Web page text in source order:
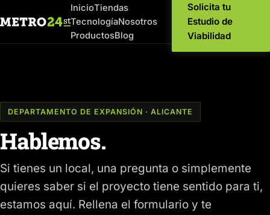
InicioTiendas
TecnologíaNosotros
ProductosBlog
Solicita tu
Estudio de
Viabilidad
DEPARTAMENTO DE EXPANSIÓN · ALICANTE
Hablemos.
Si tienes un local, una pregunta o simplemente
quieres saber si el proyecto tiene sentido para ti,
estamos aquí. Rellena el formulario y te